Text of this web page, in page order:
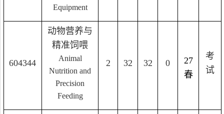
Equipment
604344
动物营养与
精准饲喂
Animal
Nutrition and
Precision
Feeding
2 32 32 0
27
春
考
试